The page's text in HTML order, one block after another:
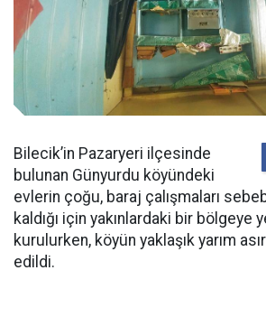
Bilecik’in Pazaryeri ilçesinde
bulunan Günyurdu köyündeki
evlerin çoğu, baraj çalışmaları
kaldığı için yakınlardaki bir bölgeye
kurulurken, köyün yaklaşık yarım
edildi.